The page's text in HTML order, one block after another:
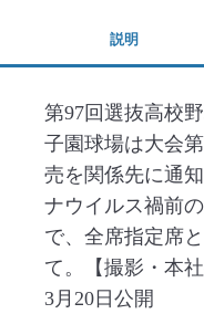
説明
第97回選抜高校
子園球場は大会
売を関係先に通
ナウイルス禍前
で、全席指定席
て。【撮影・本
3月20日公開